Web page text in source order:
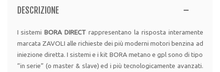
DESCRIZIONE
I sistemiBORA DIRECT rappresentano la risposta interamente
marcata ZAVOLI alle richieste dei più moderni motori benzina ad
iniezione diretta. I sistemi e i kit BORA metano e gpl sono di tipo
“in serie” (o master & slave) ed i più tecnologicamente avanzati.